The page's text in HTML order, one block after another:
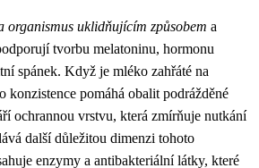
organismus uklidňujícím způsobem a
tvorbu melatoninu, hormonu
spánek. Když je mléko zahřáté na
konzistence pomáhá obalit podrážděné
ochrannou vrstvu, která zmírňuje nutkání
další důležitou dimenzi tohoto
enzymy a antibakteriální látky, které